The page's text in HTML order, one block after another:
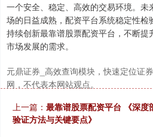
一个安全、稳定、高效的交易环境。
场的日益成熟，配资平台系统稳定性
持续创新最靠谱股票配资平台，不断
市场发展的需求。
元鼎证券_高效查询模块，快速定位证
网，不代表本网站观点。
上一篇： 最靠谱股票配资平台 《深
验证方法与关键要点》
北证50 1119.46